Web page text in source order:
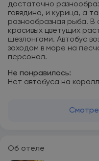
достаточно
говядина, и курица, а
разнообразная рыба. В
красивых цветущих
шезлонгами. Автобус
заходом в море на
персонал.
Не понравилось:
Нет автобуса на
Об отеле